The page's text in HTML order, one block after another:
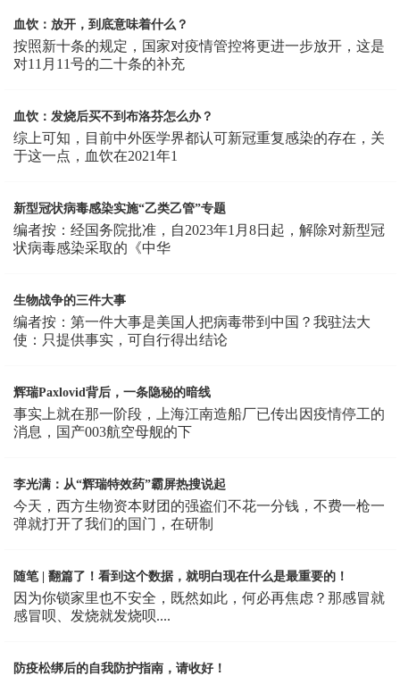
血饮：放开，到底意味着什么？
按照新十条的规定，国家对疫情管控将更进一步放开，这是
对11月11号的二十条的补充
血饮：发烧后买不到布洛芬怎么办？
综上可知，目前中外医学界都认可新冠重复感染的存在，关
于这一点，血饮在2021年1
新型冠状病毒感染实施“乙类乙管”专题
编者按：经国务院批准，自2023年1月8日起，解除对新型冠
状病毒感染采取的《中华
生物战争的三件大事
编者按：第一件大事是美国人把病毒带到中国？我驻法大
使：只提供事实，可自行得出结论
辉瑞Paxlovid背后，一条隐秘的暗线
事实上就在那一阶段，上海江南造船厂已传出因疫情停工的
消息，国产003航空母舰的下
李光满：从“辉瑞特效药”霸屏热搜说起
今天，西方生物资本财团的强盗们不花一分钱，不费一枪一
弹就打开了我们的国门，在研制
随笔 | 翻篇了！看到这个数据，就明白现在什么是最重要的！
因为你锁家里也不安全，既然如此，何必再焦虑？那感冒就
感冒呗、发烧就发烧呗....
防疫松绑后的自我防护指南，请收好！